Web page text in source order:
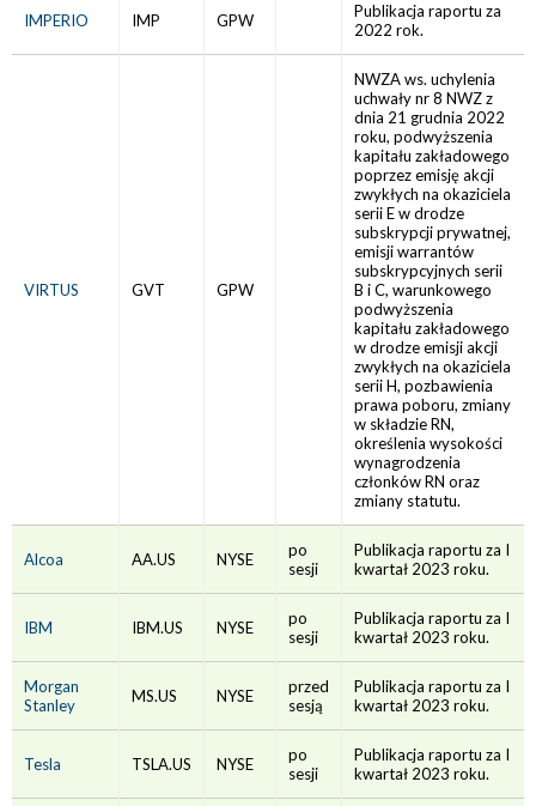
IMPERIO IMP GPW
Publikacja raportu za
2022 rok.
VIRTUS GVT GPW
NWZA ws. uchylenia
uchwały nr 8 NWZ z
dnia 21 grudnia 2022
roku, podwyższenia
kapitału zakładowego
poprzez emisję akcji
zwykłych na okaziciela
serii E w drodze
subskrypcji prywatnej,
emisji warrantów
subskrypcyjnych serii
B i C, warunkowego
podwyższenia
kapitału zakładowego
w drodze emisji akcji
zwykłych na okaziciela
serii H, pozbawienia
prawa poboru, zmiany
w składzie RN,
określenia wysokości
wynagrodzenia
członków RN oraz
zmiany statutu.
Alcoa AA.US NYSE
po
sesji
Publikacja raportu za I
kwartał 2023 roku.
IBM IBM.US NYSE
po
sesji
Publikacja raportu za I
kwartał 2023 roku.
Morgan
Stanley
MS.US NYSE
przed
sesją
Publikacja raportu za I
kwartał 2023 roku.
Tesla TSLA.US NYSE
po
sesji
Publikacja raportu za I
kwartał 2023 roku.